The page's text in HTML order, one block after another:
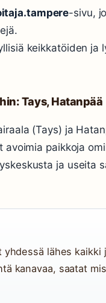
-sivu,
keikkatöiden ja
Tays, Hatanpää
(Tays) ja
paikkoja
ja useita
yhdessä lähes
kanavaa, saatat